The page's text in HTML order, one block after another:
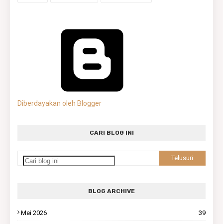
Diberdayakan oleh Blogger
CARI BLOG INI
BLOG ARCHIVE
Mei 2026 39